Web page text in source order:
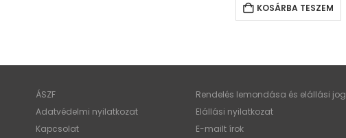
ÁSZF
Rendelés lemondása és elállási jog
Adatvédelmi nyilatkozat
Elállási nyilatkozat
Kapcsolat
E-mailt írok